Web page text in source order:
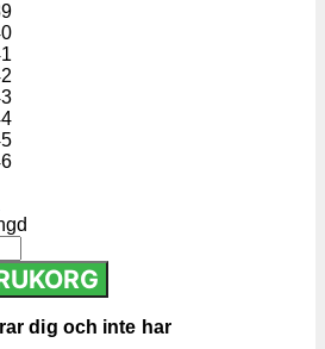
dig och inte har